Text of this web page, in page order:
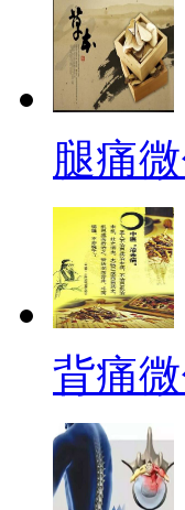
腿痛
背痛